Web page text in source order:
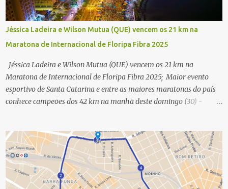
Jéssica Ladeira e Wilson Mutua (QUE) vencem os 21 km na
Maratona de Internacional de Floripa Fibra 2025
Jéssica Ladeira e Wilson Mutua (QUE) vencem os 21 km na
Maratona de Internacional de Floripa Fibra 2025; Maior evento
esportivo de Santa Catarina e entre as maiores maratonas do país
conhece campeões dos 42 km na manhã deste domingo (30) -
Floripa Fibra 2025. Na manhã deste sábado (30) foram conhecidos
os campeões dos 21 km do maior evento esportivo de Santa
Catarina. A mineira Jessica Ladeira e o queniano Wilson Mutua
foram os vencedores da meia maratona, ambos com a quebra de
recorde da prova. Neste domingo (31) será a vez da prova principal,